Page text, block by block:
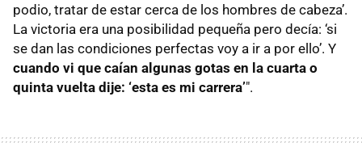
podio, tratar de estar cerca de los hombres de cabeza’.
La victoria era una posibilidad pequeña pero decía: ‘si
se dan las condiciones perfectas voy a ir a por ello’. Y
cuando vi que caían algunas gotas en la cuarta o
quinta vuelta dije: ‘esta es mi carrera’".